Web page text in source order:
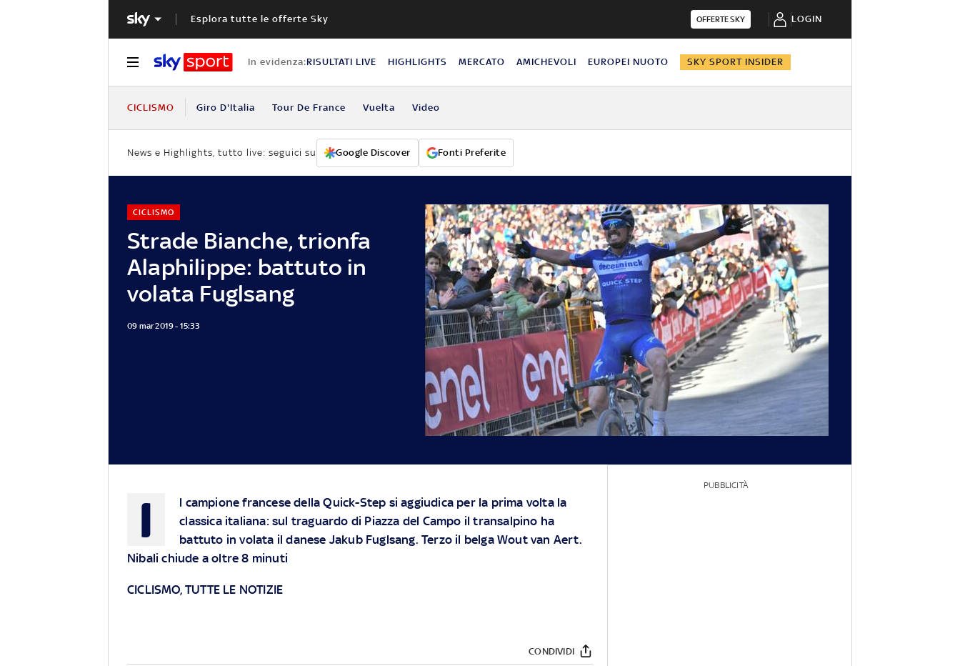
Esplora tutte le offerte Sky OFFERTE SKY LOGIN
In evidenza:RISULTATI LIVE HIGHLIGHTS MERCATO AMICHEVOLI EUROPEI NUOTO SKY SPORT INSIDER
CICLISMO Giro D'Italia Tour De France Vuelta Video
News e Highlights, tutto live: seguici su Google Discover Fonti Preferite
Strade Bianche, trionfa
Alaphilippe: battuto in
volata Fuglsang
CICLISMO
09 mar 2019 - 15:33
I
l campione francese della Quick-Step si aggiudica per la prima volta la
classica italiana: sul traguardo di Piazza del Campo il transalpino ha
battuto in volata il danese Jakub Fuglsang. Terzo il belga Wout van Aert.
Nibali chiude a oltre 8 minuti
CICLISMO, TUTTE LE NOTIZIE
CONDIVIDI
PUBBLICITÀ